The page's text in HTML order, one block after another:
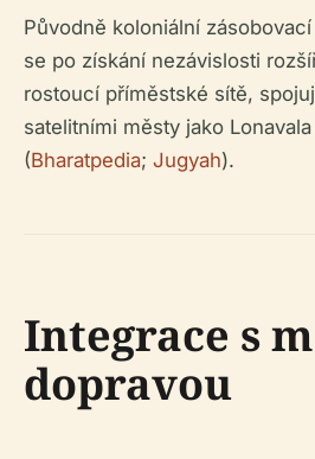
Původně koloniální
se po získání nezávislosti
rostoucí příměstské sítě,
satelitními městy jako
(Bharatpedia; Jugyah).
Integrace s
dopravou